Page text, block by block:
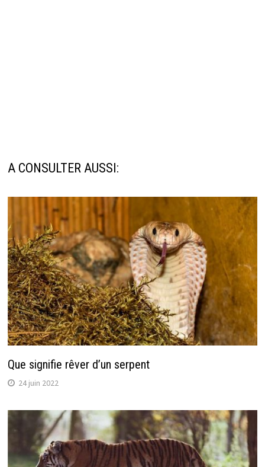
A CONSULTER AUSSI:
Que signifie rêver d’un serpent
24 juin 2022